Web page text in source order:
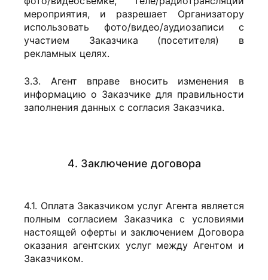
мероприятия, и разрешает Организатору
использовать фото/видео/аудиозаписи с
участием Заказчика (посетителя) в
рекламных целях.
3.3. Агент вправе вносить изменения в
информацию о Заказчике для правильности
заполнения данных с согласия Заказчика.
4. Заключение договора
4.1. Оплата Заказчиком услуг Агента является
полным согласием Заказчика с условиями
настоящей оферты и заключением Договора
оказания агентских услуг между Агентом и
Заказчиком.